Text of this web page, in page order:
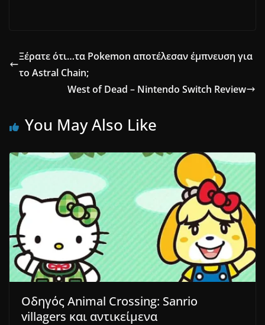
Ξέρατε ότι…τα Pokemon αποτέλεσαν έμπνευση για
το Astral Chain;
West of Dead – Nintendo Switch Review
You May Also Like
Οδηγός Animal Crossing: Sanrio
villagers και αντικείμενα